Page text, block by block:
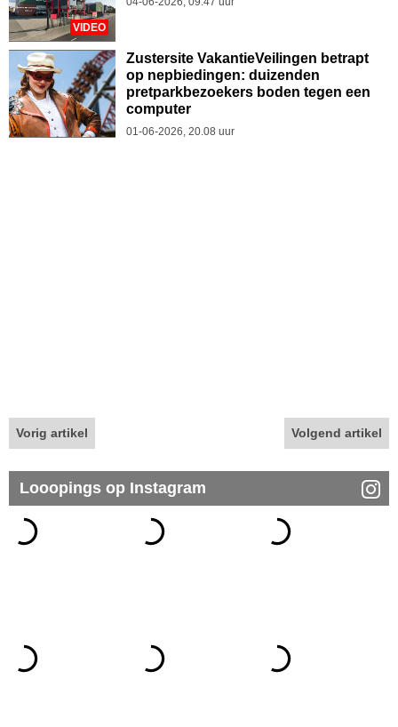
VIDEO
Zustersite VakantieVeilingen betrapt
op nepbiedingen: duizenden
pretparkbezoekers boden tegen een
computer
01-06-2026, 20.08 uur
Vorig artikel Volgend artikel
Looopings op Instagram